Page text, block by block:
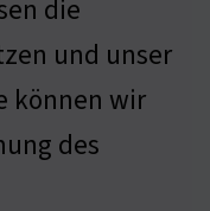
die
und unser
können wir
des